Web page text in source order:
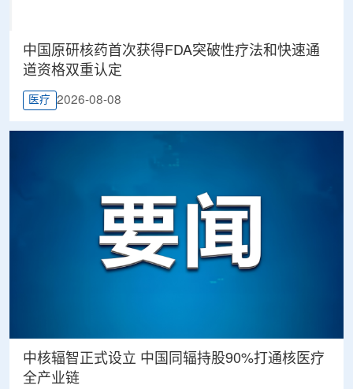
中国原研核药首次获得FDA突破性疗法和快速通
道资格双重认定
医疗 2026-08-08
中核辐智正式设立 中国同辐持股90%打通核医疗
全产业链